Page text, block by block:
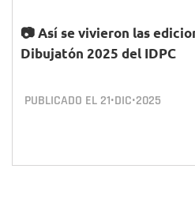
📷 Así se vivieron las
Dibujatón 2025 del IDPC
PUBLICADO EL 21•DIC•2025